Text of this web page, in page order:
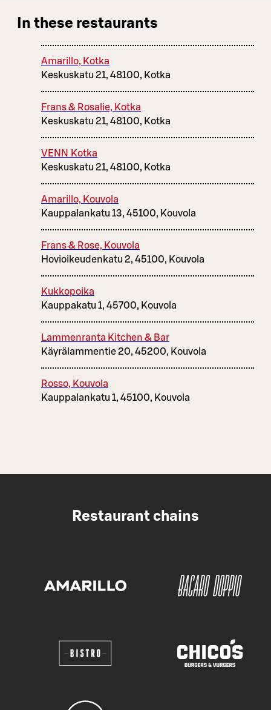
In these restaurants
Amarillo, Kotka
Keskuskatu 21, 48100, Kotka
Frans & Rosalie, Kotka
Keskuskatu 21, 48100, Kotka
VENN Kotka
Keskuskatu 21, 48100, Kotka
Amarillo, Kouvola
Kauppalankatu 13, 45100, Kouvola
Frans & Rose, Kouvola
Hovioikeudenkatu 2, 45100, Kouvola
Kukkopoika
Kauppakatu 1, 45700, Kouvola
Lammenranta Kitchen & Bar
Käyrälammentie 20, 45200, Kouvola
Rosso, Kouvola
Kauppalankatu 1, 45100, Kouvola
Restaurant chains